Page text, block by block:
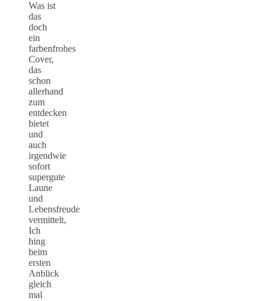
Was ist
das
doch
ein
farbenfrohes
Cover,
das
schon
allerhand
zum
entdecken
bietet
und
auch
irgendwie
sofort
supergute
Laune
und
Lebensfreude
vermittelt,
Ich
hing
beim
ersten
Anblick
gleich
mal